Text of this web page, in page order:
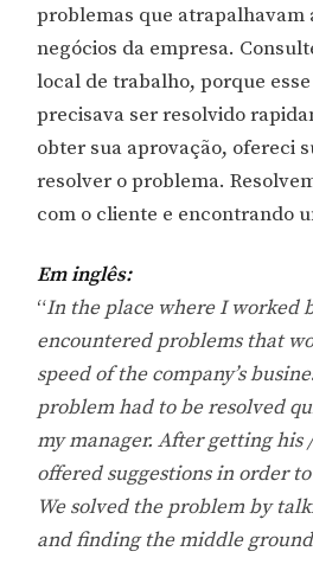
problemas que atrapalhavam
negócios da empresa.
local de trabalho, porque
precisava ser resolvido
obter sua aprovação, ofereci
resolver o problema.
com o cliente e encontrando
Em inglês:
“In the place where I worked
encountered problems that
speed of the company’s
problem had to be resolved
my manager. After getting his
offered suggestions in order
We solved the problem by
and finding the middle